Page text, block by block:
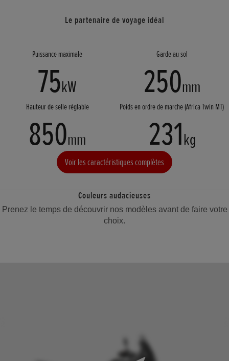
Le partenaire de voyage idéal
Puissance maximale
75kW
Garde au sol
250mm
Hauteur de selle réglable
850mm
Poids en ordre de marche (Africa Twin MT)
231kg
Voir les caractéristiques complètes
Couleurs audacieuses
Prenez le temps de découvrir nos modèles avant de faire votre
choix.